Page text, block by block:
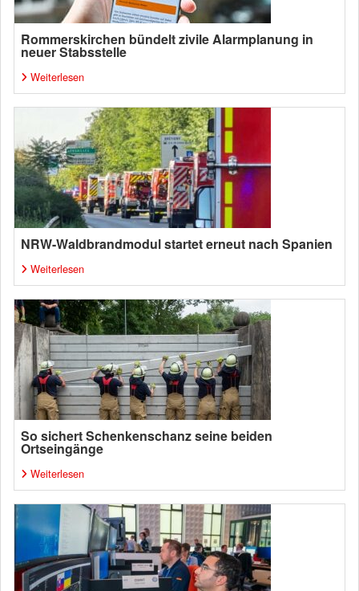
Rommerskirchen bündelt zivile Alarmplanung in
neuer Stabsstelle
Weiterlesen
NRW-Waldbrandmodul startet erneut nach Spanien
Weiterlesen
So sichert Schenkenschanz seine beiden
Ortseingänge
Weiterlesen